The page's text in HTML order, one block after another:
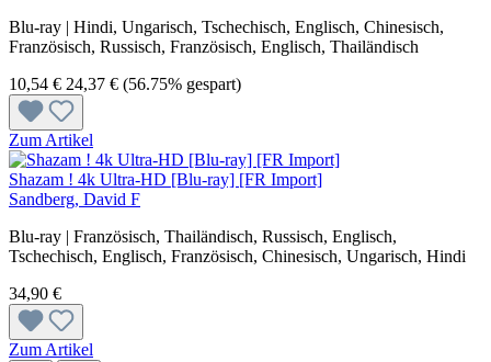
Blu-ray | Hindi, Ungarisch, Tschechisch, Englisch, Chinesisch,
Französisch, Russisch, Französisch, Englisch, Thailändisch
10,54 € 24,37 € (56.75% gespart)
Zum Artikel
Shazam ! 4k Ultra-HD [Blu-ray] [FR Import]
Sandberg, David F
Blu-ray | Französisch, Thailändisch, Russisch, Englisch,
Tschechisch, Englisch, Französisch, Chinesisch, Ungarisch, Hindi
34,90 €
Zum Artikel